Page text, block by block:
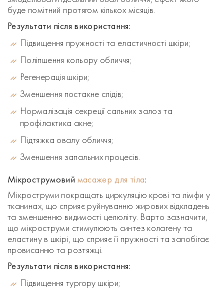
буде помітний протягом кількох місяців.
Результати після використання:
Підвищення пружності та еластичності шкіри;
Поліпшення кольору обличчя;
Регенерація шкіри;
Зменшення постакне слідів;
Нормалізація секреції сальних залоз та
профілактика акне;
Підтяжка овалу обличчя;
Зменшення запальних процесів.
Мікрострумовий масажер для тіла:
Мікроструми покращать циркуляцію крові та лімфи у
тканинах, що сприяє руйнуванню жирових відкладень
та зменшенню видимості целюліту. Варто зазначити,
що мікроструми стимулюють синтез колагену та
еластину в шкірі, що сприяє її пружності та запобігає
провисанню та розтяжці.
Результати після використання:
Підвищення тургору шкіри;